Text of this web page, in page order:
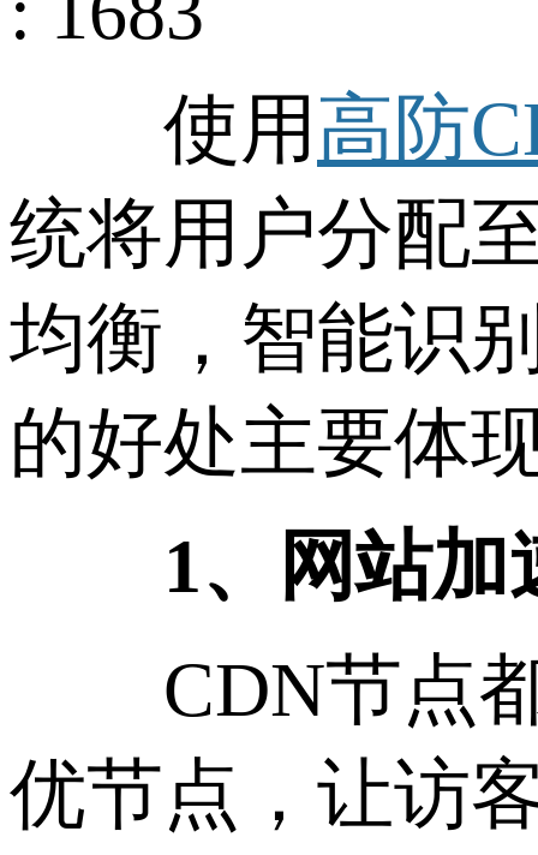
使用高防
统将用户分配
均衡，智能识
的好处主要体
1、网站加
CDN节点都
优节点，让访